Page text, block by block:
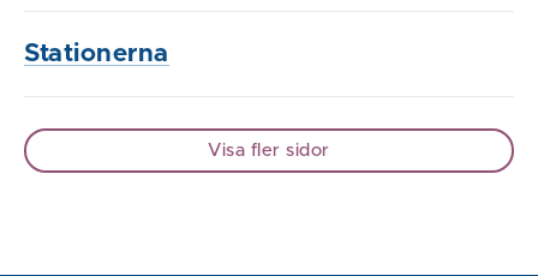
Stationerna
Visa fler sidor